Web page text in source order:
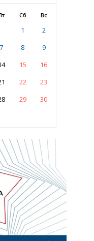
Сб Вс
1
2
7 8
9
15
16
22
23
29
30